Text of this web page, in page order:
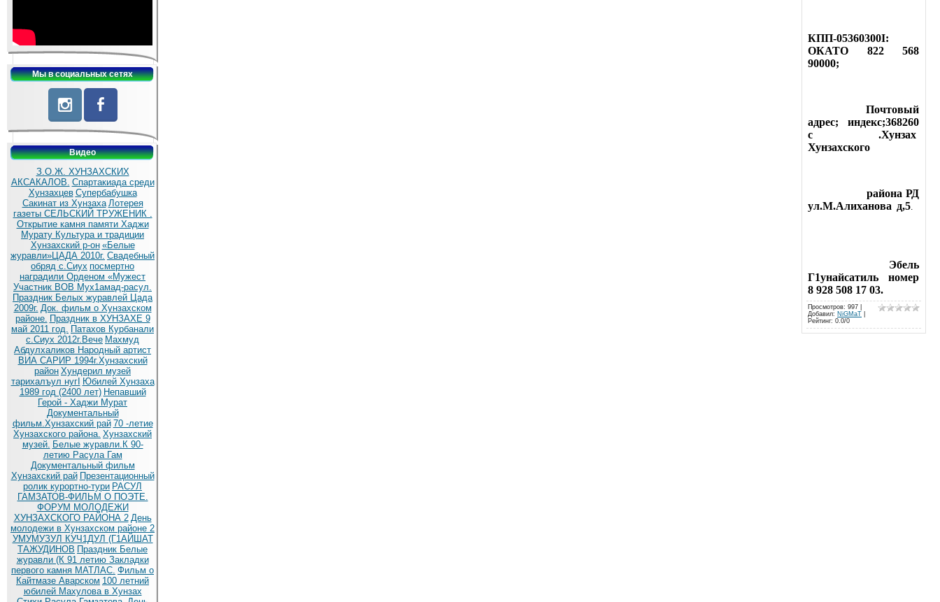
Мы в социальных сетях
Видео
З.О.Ж. ХУНЗАХСКИХ
АКСАКАЛОВ. Спартакиада среди
Хунзахцев Супербабушка
Сакинат из Хунзаха Лотерея
газеты СЕЛЬСКИЙ ТРУЖЕНИК .
Открытие камня памяти Хаджи
Мурату Культура и традиции
Хунзахский р-он «Белые
журавли»ЦАДА 2010г. Cвадебный
обряд c.Сиух посмертно
наградили Орденом «Мужест
Участник ВОВ Мух1амад-расул.
Праздник Белых журавлей Цада
2009г. Док. фильм о Хунзахском
районе. Праздник в ХУНЗАХЕ 9
май 2011 год. Патахов Курбанали
с.Сиух 2012г.Вече Махмуд
Абдулхаликов Народный артист
ВИА САРИР 1994г.Хунзахский
район Хундерил музей
тарихалъул нугI Юбилей Хунзаха
1989 год (2400 лет) Непавший
Герой - Хаджи Мурат
Документальный
фильм.Хунзахский рай 70 -летие
Хунзахского района. Хунзахский
музей. Белые журавли.К 90-
летию Расула Гам
Документальный фильм
Хунзахский рай Презентационный
ролик курортно-тури РАСУЛ
ГАМЗАТОВ-ФИЛЬМ О ПОЭТЕ.
ФОРУМ МОЛОДЕЖИ
ХУНЗАХСКОГО РАЙОНА 2 День
молодежи в Хунзахском районе 2
УМУМУЗУЛ КУЧ1ДУЛ (Г1АЙШАТ
ТАЖУДИНОВ Праздник Белые
журавли (К 91 летию Закладки
первого камня МАТЛАС. Фильм о
Кайтмазе Аварском 100 летний
юбилей Махулова в Хунзах
КПП-05360300I:
ОКАТО 822 568
90000;
Почтовый
адрес; индекс;368260
с .Хунзах
Хунзахского
района РД
ул.М.Алиханова д,5.
Эбель
Г1унайсатиль номер
8 928 508 17 03.
Просмотров: 997 |
Добавил: NiGMaT
Рейтинг: 0.0/0